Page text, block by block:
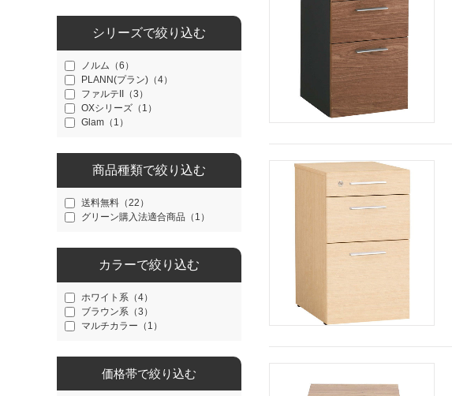
シリーズで絞り込む
ノルム（6）
PLANN(プラン)（4）
ファルテII（3）
OXシリーズ（1）
Glam（1）
商品種類で絞り込む
送料無料（22）
グリーン購入法適合商品（1）
カラーで絞り込む
ホワイト系（4）
ブラウン系（3）
マルチカラー（1）
価格帯で絞り込む